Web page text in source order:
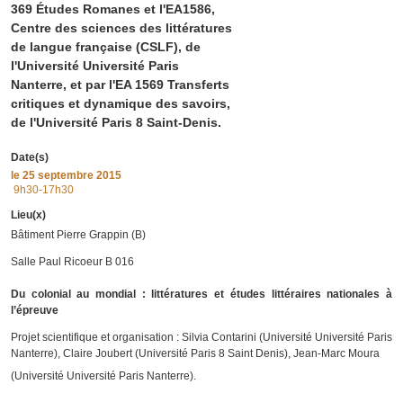
369 Études Romanes et l'EA1586,
Centre des sciences des littératures
de langue française (CSLF), de
l'Université Université Paris
Nanterre, et par l'EA 1569 Transferts
critiques et dynamique des savoirs,
de l'Université Paris 8 Saint-Denis.
Date(s)
le 25 septembre 2015
9h30-17h30
Lieu(x)
Bâtiment Pierre Grappin (B)
Salle Paul Ricoeur B 016
Du colonial au mondial : littératures et études littéraires nationales à
l’épreuve
Projet scientifique et organisation : Silvia Contarini (Université Université Paris
Nanterre), Claire Joubert (Université Paris 8 Saint Denis), Jean-Marc Moura
(Université Université Paris Nanterre).